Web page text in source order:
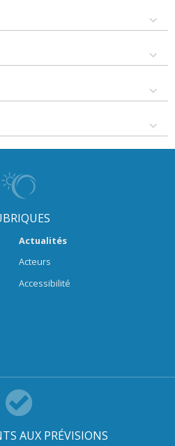
Actualités
Acteurs
Accessibilité
AUX PRÉVISIONS